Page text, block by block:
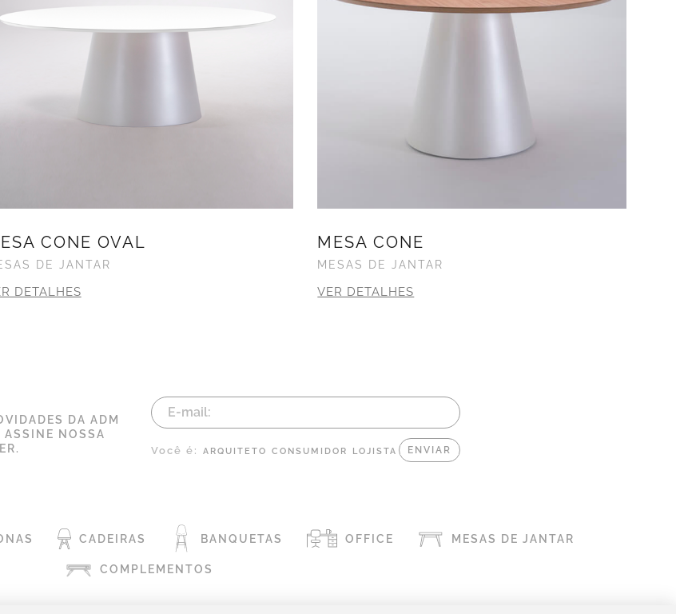
CONE OVAL
DE JANTAR
DETALHES
MESA CONE
MESAS DE JANTAR
VER DETALHES
DA ADM
NOSSA
Você é: ARQUITETO CONSUMIDOR LOJISTA
CADEIRAS BANQUETAS OFFICE MESAS DE JANTAR
COMPLEMENTOS